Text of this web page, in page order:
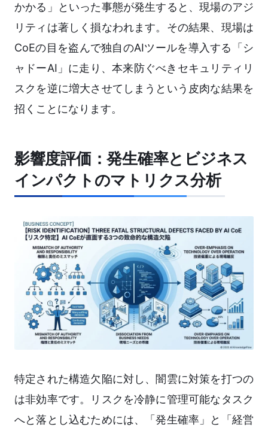
かかる」といった事態が発生すると、現場のアジ
リティは著しく損なわれます。その結果、現場は
CoEの目を盗んで独自のAIツールを導入する「シ
ャドーAI」に走り、本来防ぐべきセキュリティリ
スクを逆に増大させてしまうという皮肉な結果を
招くことになります。
影響度評価：発生確率とビジネス
インパクトのマトリクス分析
特定された構造欠陥に対し、闇雲に対策を打つの
は非効率です。リスクを冷静に管理可能なタスク
へと落とし込むためには、「発生確率」と「経営